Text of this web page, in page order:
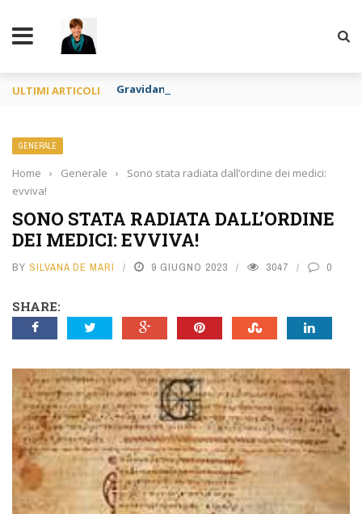
ULTIMI ARTICOLI Gravidanza per altri e apologia di pedofilia
GENERALE
Home › Generale ›
Sono stata radiata dall’ordine dei medici:
evviva!
SONO STATA RADIATA DALL’ORDINE
DEI MEDICI: EVVIVA!
BY SILVANA DE MARI 9 GIUGNO 2023 3047 0
SHARE: